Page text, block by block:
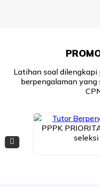
Latihan soal
berpengalaman
PPPK